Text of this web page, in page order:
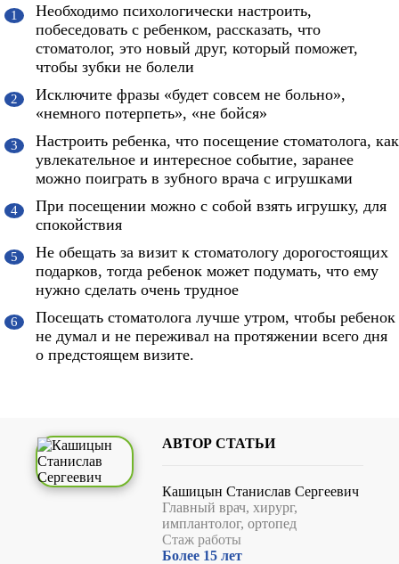
Необходимо психологически настроить,
побеседовать с ребенком, рассказать, что
стоматолог, это новый друг, который поможет,
чтобы зубки не болели
Исключите фразы «будет совсем не больно»,
«немного потерпеть», «не бойся»
Настроить ребенка, что посещение стоматолога, как
увлекательное и интересное событие, заранее
можно поиграть в зубного врача с игрушками
При посещении можно с собой взять игрушку, для
спокойствия
Не обещать за визит к стоматологу дорогостоящих
подарков, тогда ребенок может подумать, что ему
нужно сделать очень трудное
Посещать стоматолога лучше утром, чтобы ребенок
не думал и не переживал на протяжении всего дня
о предстоящем визите.
АВТОР СТАТЬИ
Кашицын Станислав Сергеевич
Главный врач, хирург,
имплантолог, ортопед
Cтаж работы
Более 15 лет